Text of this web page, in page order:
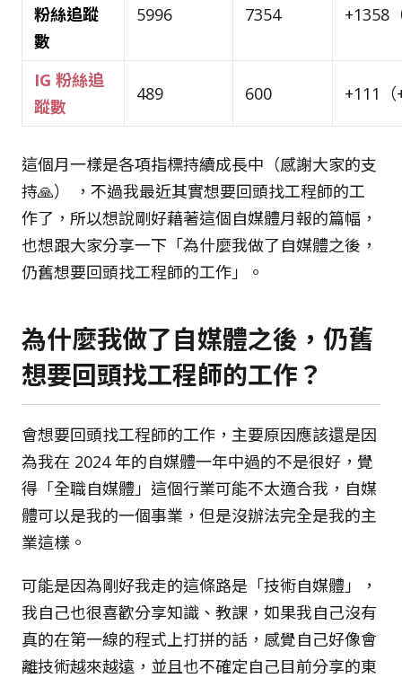
粉絲追蹤
數
5996 7354 +1358
IG 粉絲追
蹤數
489 600 +111（
這個月一樣是各項指標持續成長中（感謝大家的支
持🙏） ，不過我最近其實想要回頭找工程師的工
作了，所以想說剛好藉著這個自媒體月報的篇幅，
也想跟大家分享一下「為什麼我做了自媒體之後，
仍舊想要回頭找工程師的工作」。
為什麼我做了自媒體之後，仍舊
想要回頭找工程師的工作？
會想要回頭找工程師的工作，主要原因應該還是因
為我在 2024 年的自媒體一年中過的不是很好，覺
得「全職自媒體」這個行業可能不太適合我，自媒
體可以是我的一個事業，但是沒辦法完全是我的主
業這樣。
可能是因為剛好我走的這條路是「技術自媒體」，
我自己也很喜歡分享知識、教課，如果我自己沒有
真的在第一線的程式上打拼的話，感覺自己好像會
離技術越來越遠，並且也不確定自己目前分享的東